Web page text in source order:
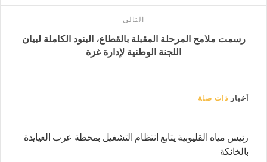
التالى
رسمت ملامح المرحلة المقبلة بالقطاع، البنود الكاملة لبيان
اللجنة الوطنية لإدارة غزة
أخبار ذات صلة
رئيس مياه القليوبية يتابع انتظام التشغيل بمحطة عرب العيايدة
بالخانكة